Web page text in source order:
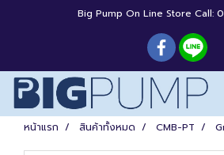
Big Pump On Line Store Call:
หน้าแรก สินค้าทั้งหมด CMB-PT